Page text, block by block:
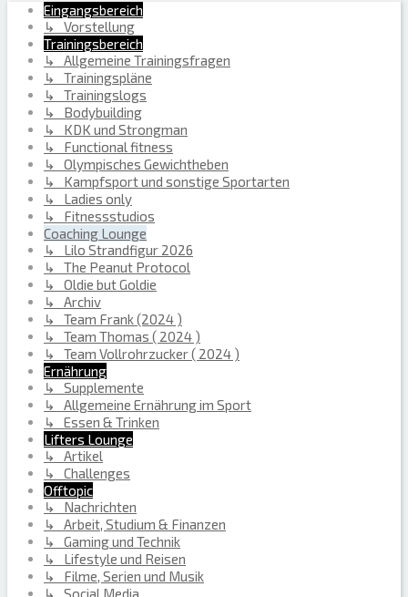
Eingangsbereich
↳ Vorstellung
Trainingsbereich
↳ Allgemeine Trainingsfragen
↳ Trainingspläne
↳ Trainingslogs
↳ Bodybuilding
↳ KDK und Strongman
↳ Functional fitness
↳ Olympisches Gewichtheben
↳ Kampfsport und sonstige Sportarten
↳ Ladies only
↳ Fitnessstudios
Coaching Lounge
↳ Lilo Strandfigur 2026
↳ The Peanut Protocol
↳ Oldie but Goldie
↳ Archiv
↳ Team Frank (2024 )
↳ Team Thomas ( 2024 )
↳ Team Vollrohrzucker ( 2024 )
Ernährung
↳ Supplemente
↳ Allgemeine Ernährung im Sport
↳ Essen & Trinken
Lifters Lounge
↳ Artikel
↳ Challenges
Offtopic
↳ Nachrichten
↳ Arbeit, Studium & Finanzen
↳ Gaming und Technik
↳ Lifestyle und Reisen
↳ Filme, Serien und Musik
↳ Social Media